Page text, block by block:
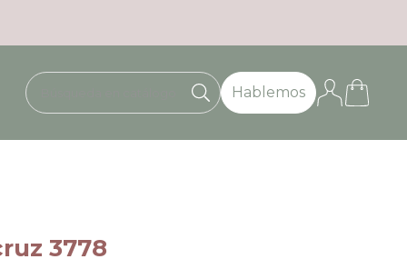
Hablemos
3778